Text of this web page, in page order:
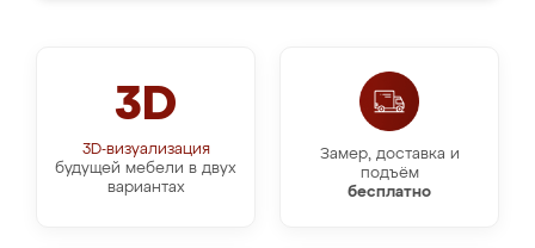
3D
3D-визуализация
будущей мебели в двух
вариантах
Замер, доставка и
подъём
бесплатно